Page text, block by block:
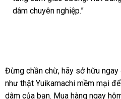
dâm chuyên nghiệp.”
Đừng chần chừ, hãy sở hữu
như thật Yuikamachi mềm mại
dâm của bạn. Mua hàng ngay